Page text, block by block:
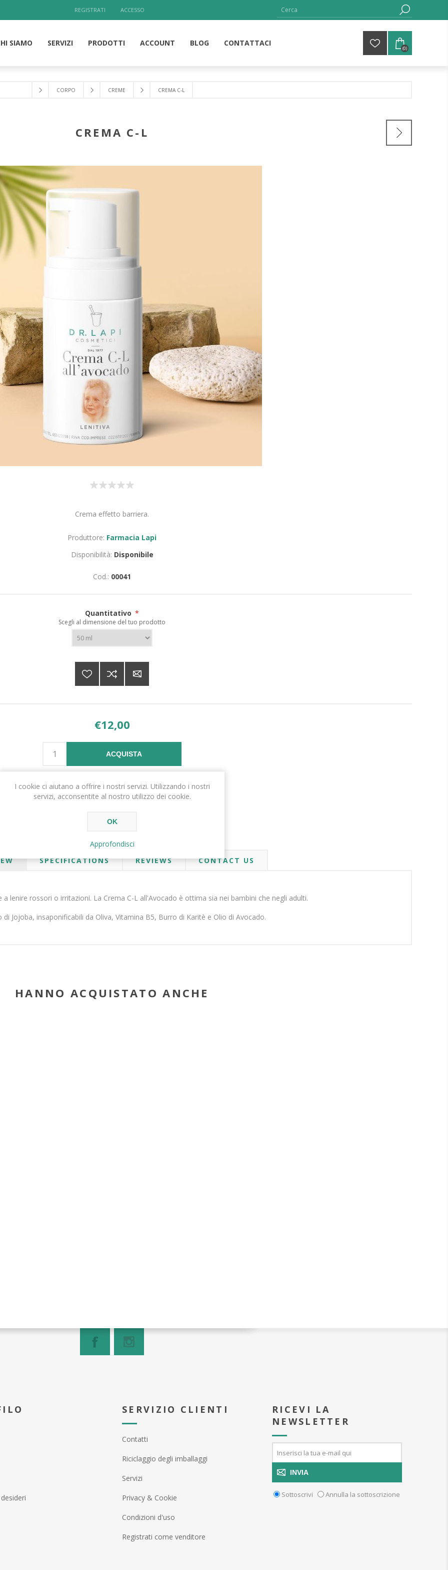
REGISTRATI ACCESSO
SIAMO SERVIZI PRODOTTI ACCOUNT BLOG CONTATTACI
(0)
CORPO CREME CREMA C-L
CREMA C-L
Crema effetto barriera.
Produttore: Farmacia Lapi
Disponibilità: Disponibile
Cod.: 00041
Quantitativo *
Scegli al dimensione del tuo prodotto
€12,00
ACQUISTA
SPECIFICATIONS REVIEWS CONTACT US
a lenire rossori o irritazioni. La Crema C-L all'Avocado è ottima sia nei bambini che negli adulti.
di Jojoba, insaponificabili da Oliva, Vitamina B5, Burro di Karitè e Olio di Avocado.
HANNO ACQUISTATO ANCHE
SERVIZIO CLIENTI
Contatti
Riciclaggio degli imballaggi
Servizi
Privacy & Cookie
Condizioni d'uso
Registrati come venditore
RICEVI LA
NEWSLETTER
INVIA
Sottoscrivi Annulla la sottoscrizione
I cookie ci aiutano a offrire i nostri servizi. Utilizzando i nostri
servizi, acconsentite al nostro utilizzo dei cookie.
OK
Approfondisci